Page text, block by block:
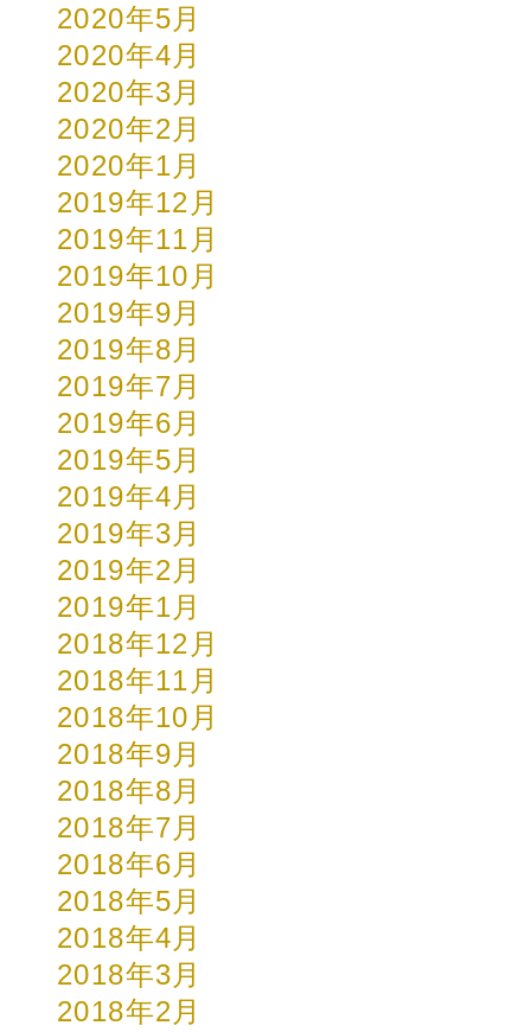
2020年5月
2020年4月
2020年3月
2020年2月
2020年1月
2019年12月
2019年11月
2019年10月
2019年9月
2019年8月
2019年7月
2019年6月
2019年5月
2019年4月
2019年3月
2019年2月
2019年1月
2018年12月
2018年11月
2018年10月
2018年9月
2018年8月
2018年7月
2018年6月
2018年5月
2018年4月
2018年3月
2018年2月